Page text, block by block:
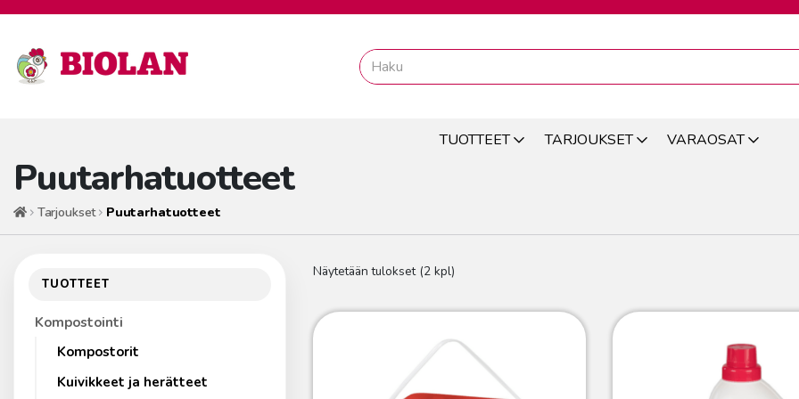
TUOTTEET TARJOUKSET VARAOSAT
Puutarhatuotteet
EtusivuTarjoukset Puutarhatuotteet
TUOTTEET
Kompostointi
Kompostorit
Kuivikkeet ja herätteet
Näytetään tulokset (2 kpl)